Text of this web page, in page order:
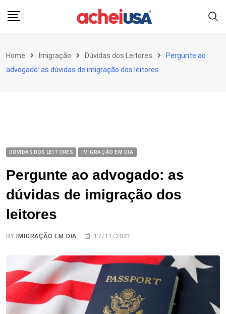
Home Imigração Dúvidas dos Leitores
Pergunte ao
advogado: as dúvidas de imigração dos leitores
DÚVIDAS DOS LEITORES IMIGRAÇÃO EM DIA
Pergunte ao advogado: as
dúvidas de imigração dos
leitores
BYIMIGRAÇÃO EM DIA 17/11/2021